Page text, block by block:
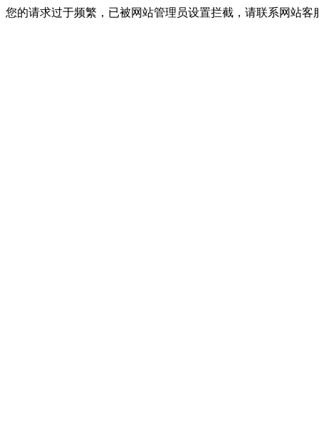
您的请求过于频繁，已被网站管理员设置拦截，请联系网站客